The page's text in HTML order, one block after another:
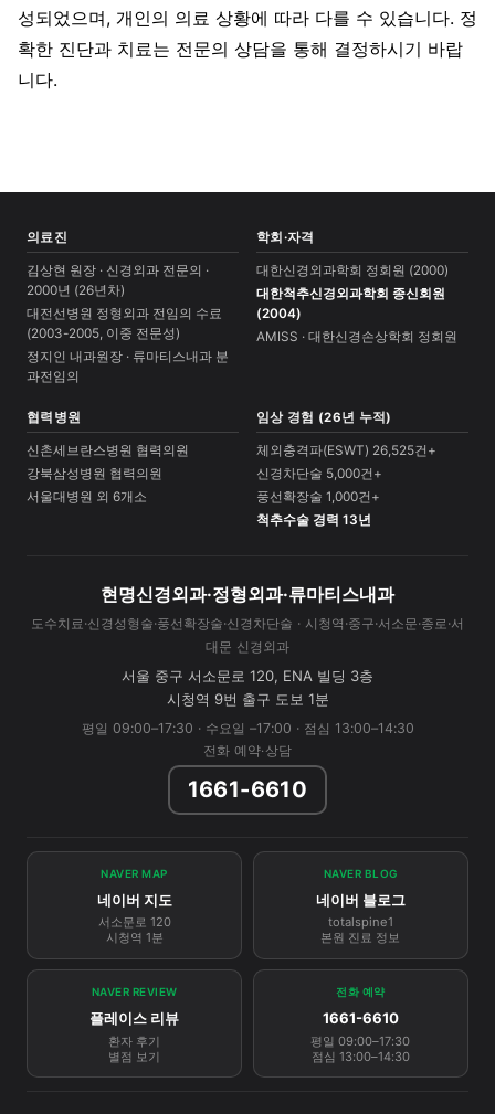
성되었으며, 개인의 의료 상황에 따라 다를 수 있습니다. 정
확한 진단과 치료는 전문의 상담을 통해 결정하시기 바랍
니다.
의료진
김상현 원장 · 신경외과 전문의 ·
2000년 (26년차)
대전선병원 정형외과 전임의 수료
(2003-2005, 이중 전문성)
정지인 내과원장 · 류마티스내과 분
과전임의
학회·자격
대한신경외과학회 정회원 (2000)
대한척추신경외과학회 종신회원
(2004)
AMISS · 대한신경손상학회 정회원
협력병원
신촌세브란스병원 협력의원
강북삼성병원 협력의원
서울대병원 외 6개소
임상 경험 (26년 누적)
체외충격파(ESWT) 26,525건+
신경차단술 5,000건+
풍선확장술 1,000건+
척추수술 경력 13년
현명신경외과·정형외과·류마티스내과
도수치료·신경성형술·풍선확장술·신경차단술 · 시청역·중구·서소문·종로·서
대문 신경외과
서울 중구 서소문로 120, ENA 빌딩 3층
시청역 9번 출구 도보 1분
평일 09:00–17:30 · 수요일 –17:00 · 점심 13:00–14:30
전화 예약·상담
1661-6610
NAVER MAP
네이버 지도
서소문로 120
시청역 1분
NAVER BLOG
네이버 블로그
totalspine1
본원 진료 정보
NAVER REVIEW
플레이스 리뷰
환자 후기
별점 보기
전화 예약
1661-6610
평일 09:00–17:30
점심 13:00–14:30